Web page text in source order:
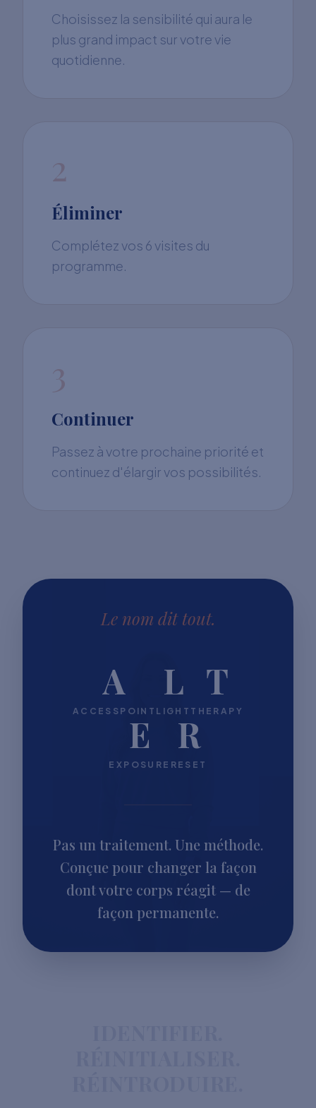
Choisissez la sensibilité qui aura le
plus grand impact sur votre vie
quotidienne.
2
Éliminer
Complétez vos 6 visites du
programme.
3
Continuer
Passez à votre prochaine priorité et
continuez d'élargir vos possibilités.
Le nom dit tout.
A
ACCESSPOINT
L
LIGHT
T
THERAPY
E
EXPOSURE
R
RESET
Pas un traitement. Une méthode.
Conçue pour changer la façon
dont votre corps réagit — de
façon permanente.